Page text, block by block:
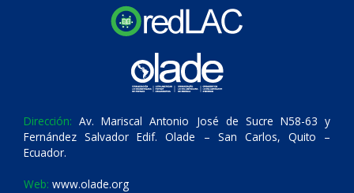
Dirección: Av. Mariscal Antonio José de Sucre N58-63 y
Fernández Salvador Edif. Olade – San Carlos, Quito –
Ecuador.
Web: www.olade.org